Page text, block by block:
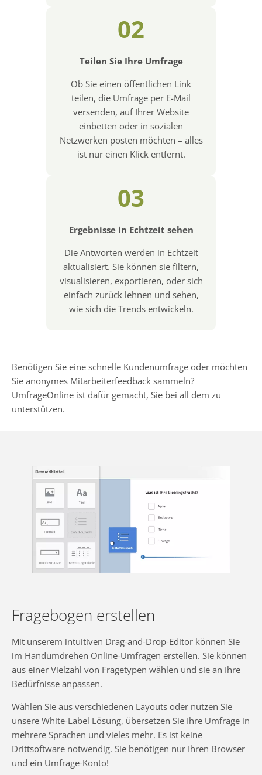
02
Teilen Sie Ihre Umfrage
Ob Sie einen öffentlichen Link
teilen, die Umfrage per E-Mail
versenden, auf Ihrer Website
einbetten oder in sozialen
Netzwerken posten möchten – alles
ist nur einen Klick entfernt.
03
Ergebnisse in Echtzeit sehen
Die Antworten werden in Echtzeit
aktualisiert. Sie können sie filtern,
visualisieren, exportieren, oder sich
einfach zurück lehnen und sehen,
wie sich die Trends entwickeln.
Benötigen Sie eine schnelle Kundenumfrage oder möchten
Sie anonymes Mitarbeiterfeedback sammeln?
UmfrageOnline ist dafür gemacht, Sie bei all dem zu
unterstützen.
Fragebogen erstellen
Mit unserem intuitiven Drag-and-Drop-Editor können Sie
im Handumdrehen Online-Umfragen erstellen. Sie können
aus einer Vielzahl von Fragetypen wählen und sie an Ihre
Bedürfnisse anpassen.
Wählen Sie aus verschiedenen Layouts oder nutzen Sie
unsere White-Label Lösung, übersetzen Sie Ihre Umfrage in
mehrere Sprachen und vieles mehr. Es ist keine
Drittsoftware notwendig. Sie benötigen nur Ihren Browser
und ein Umfrage-Konto!